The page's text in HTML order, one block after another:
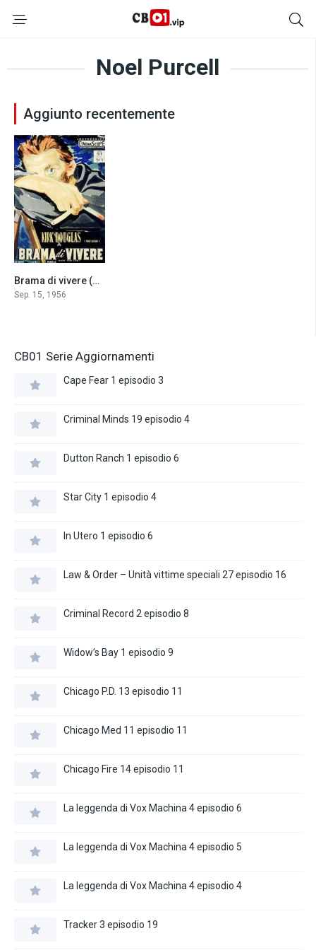
Noel Purcell
Aggiunto recentemente
7.4
Brama di vivere (1956)
Sep. 15, 1956
CB01 Serie Aggiornamenti
Cape Fear 1 episodio 3
Criminal Minds 19 episodio 4
Dutton Ranch 1 episodio 6
Star City 1 episodio 4
In Utero 1 episodio 6
Law & Order – Unità vittime speciali 27 episodio 16
Criminal Record 2 episodio 8
Widow’s Bay 1 episodio 9
Chicago P.D. 13 episodio 11
Chicago Med 11 episodio 11
Chicago Fire 14 episodio 11
La leggenda di Vox Machina 4 episodio 6
La leggenda di Vox Machina 4 episodio 5
La leggenda di Vox Machina 4 episodio 4
Tracker 3 episodio 19